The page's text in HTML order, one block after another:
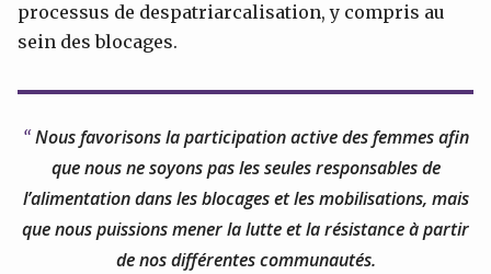
processus de despatriarcalisation, y compris au
sein des blocages.
Nous favorisons la participation active des femmes afin
que nous ne soyons pas les seules responsables de
l’alimentation dans les blocages et les mobilisations, mais
que nous puissions mener la lutte et la résistance à partir
de nos différentes communautés.